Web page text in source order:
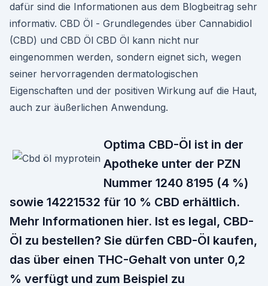
dafür sind die Informationen aus dem Blogbeitrag sehr
informativ. CBD Öl - Grundlegendes über Cannabidiol
(CBD) und CBD Öl CBD Öl kann nicht nur
eingenommen werden, sondern eignet sich, wegen
seiner hervorragenden dermatologischen
Eigenschaften und der positiven Wirkung auf die Haut,
auch zur äußerlichen Anwendung.
Optima CBD-Öl ist in der
Apotheke unter der PZN
Nummer 1240 8195 (4 %)
sowie 14221532 für 10 % CBD erhältlich.
Mehr Informationen hier. Ist es legal, CBD-
Öl zu bestellen? Sie dürfen CBD-Öl kaufen,
das über einen THC-Gehalt von unter 0,2
% verfügt und zum Beispiel zu